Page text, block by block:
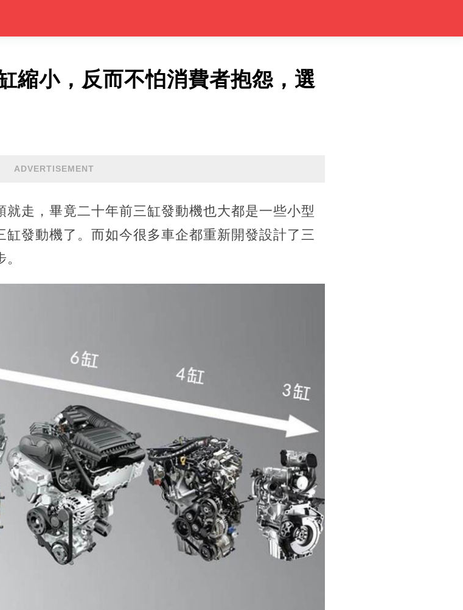
縮小，反而不怕消費者抱怨，選
ADVERTISEMENT
走，畢竟二十年前三缸發動機也大都是一些小型
發動機了。而如今很多車企都重新開發設計了三